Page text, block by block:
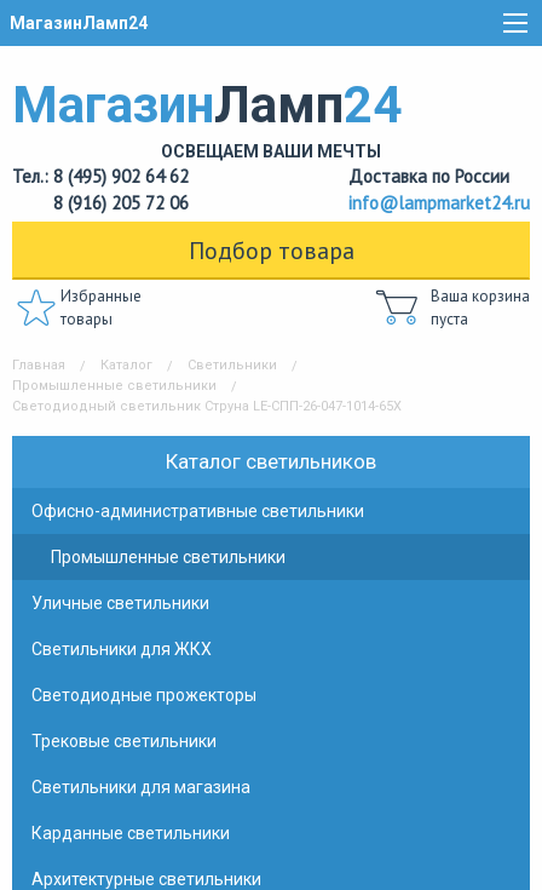
МагазинЛамп24
МагазинЛамп24
ОСВЕЩАЕМ ВАШИ МЕЧТЫ
Тел.: 8 (495) 902 64 62
8 (916) 205 72 06
Доставка по России
info@lampmarket24.ru
Подбор товара
Избранные
товары
Ваша корзина
пуста
Главная Каталог
Светильники
Промышленные светильники
Светодиодный светильник Струна LE-СПП-26-047-1014-65Х
Каталог светильников
Офисно-административные светильники
Промышленные светильники
Уличные светильники
Светильники для ЖКХ
Светодиодные прожекторы
Трековые светильники
Светильники для магазина
Карданные светильники
Архитектурные светильники